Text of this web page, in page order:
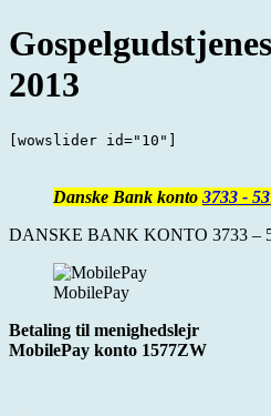
2013
[wowslider id="10"]
Danske Bank konto 3733 -
DANSKE BANK KONTO 3733 –
MobilePay
Betaling til menighedslejr
MobilePay konto 1577ZW